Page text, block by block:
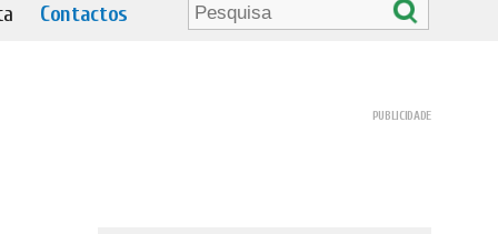
Contactos